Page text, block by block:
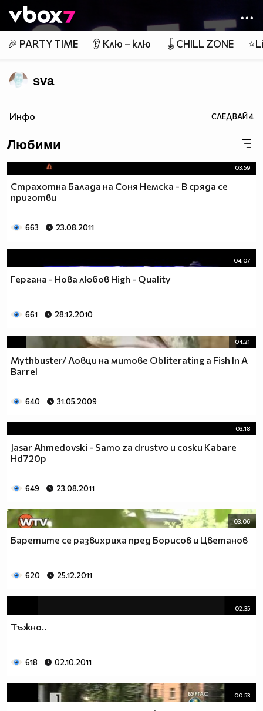
👾
🎉 PARTY TIME 👂 Клю – клю 🪀CHILL ZONE
sva
Инфо СЛЕДВАЙ4
Любими
03:59
Страхотна Балада на Соня Немска - В сряда се
приготви
663 23.08.2011
04:07
Гергана - Нова любов High - Quality
661 28.12.2010
04:21
Mythbuster/ Ловци на митове Obliterating a Fish In A
Barrel
640 31.05.2009
03:18
Jasar Ahmedovski - Samo za drustvo u cosku Kabare
Hd720p
649 23.08.2011
03:06
Баретите се развихриха пред Борисов и Цветанов
620 25.12.2011
02:35
Тъжно..
618 02.10.2011
00:53